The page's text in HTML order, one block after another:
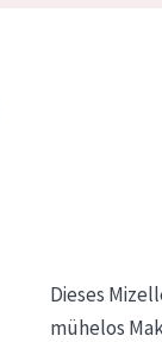
Dieses
mühelos